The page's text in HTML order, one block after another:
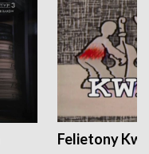
Felietony